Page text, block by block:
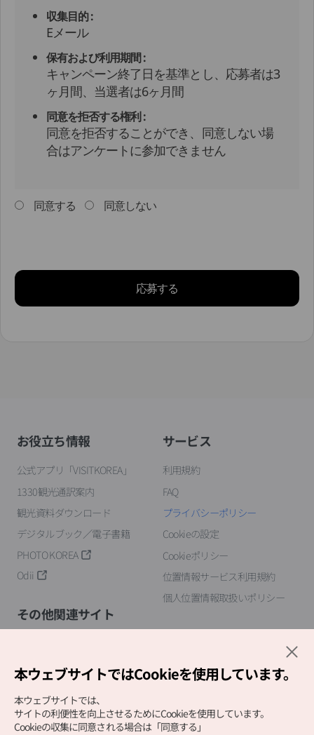
収集目的 :
Eメール
保有および利用期間 :
キャンペーン終了日を基準とし、応募者は3
ヶ月間、当選者は6ヶ月間
同意を拒否する権利 :
同意を拒否することができ、同意しない場
合はアンケートに参加できません
同意する 同意しない
応募する
お役立ち情報
公式アプリ「VISITKOREA」
1330観光通訳案内
観光資料ダウンロード
デジタルブック／電子書籍
PHOTO KOREA
Odii
サービス
利用規約
FAQ
プライバシーポリシー
Cookieの設定
Cookieポリシー
位置情報サービス利用規約
個人位置情報取扱いポリシー
その他関連サイト
本ウェブサイトではCookieを使用しています。
本ウェブサイトでは、
サイトの利便性を向上させるためにCookieを使用しています。
Cookieの収集に同意される場合は「同意する」